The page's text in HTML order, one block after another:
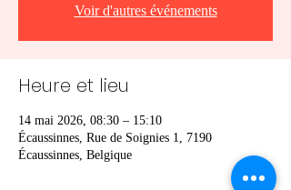
Voir d'autres événements
Heure et lieu
14 mai 2026, 08:30 – 15:10
Écaussinnes, Rue de Soignies 1, 7190
Écaussinnes, Belgique